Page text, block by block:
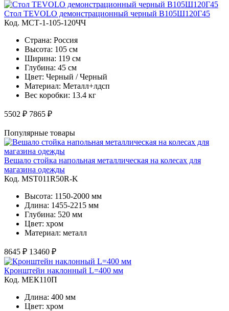
Стол TEVOLO демонстрационный черный В105Ш120Г45
Код. MСТ-1-105-120ЧЧ
Страна: Россия
Высота: 105 см
Ширина: 119 см
Глубина: 45 см
Цвет: Черный / Черный
Материал: Металл+лдсп
Вес коробки: 13.4 кг
5502 ₽ 7865 ₽
Популярные товары
Вешало стойка напольная металлическая на колесах для
магазина одежды
Код. MST011R50R-K
Высота: 1150-2000 мм
Длина: 1455-2215 мм
Глубина: 520 мм
Цвет: хром
Материал: металл
8645 ₽ 13460 ₽
Кронштейн наклонный L=400 мм
Код. MЕК110П
Длина: 400 мм
Цвет: хром